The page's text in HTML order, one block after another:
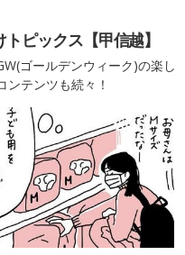
ピックス【甲信越】
ゴールデンウィーク)の楽し
テンツも続々！